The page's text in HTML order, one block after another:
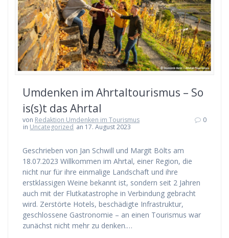
Umdenken im Ahrtaltourismus – So
is(s)t das Ahrtal
von Redaktion Umdenken im Tourismus
in Uncategorized an 17. August 2023
0
Geschrieben von Jan Schwill und Margit Bölts am
18.07.2023 Willkommen im Ahrtal, einer Region, die
nicht nur für ihre einmalige Landschaft und ihre
erstklassigen Weine bekannt ist, sondern seit 2 Jahren
auch mit der Flutkatastrophe in Verbindung gebracht
wird. Zerstörte Hotels, beschädigte Infrastruktur,
geschlossene Gastronomie – an einen Tourismus war
zunächst nicht mehr zu denken.…